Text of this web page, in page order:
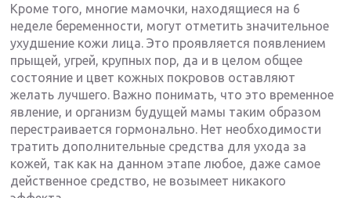
Кроме того, многие мамочки, находящиеся на 6
неделе беременности, могут отметить значительное
ухудшение кожи лица. Это проявляется появлением
прыщей, угрей, крупных пор, да и в целом общее
состояние и цвет кожных покровов оставляют
желать лучшего. Важно понимать, что это временное
явление, и организм будущей мамы таким образом
перестраивается гормонально. Нет необходимости
тратить дополнительные средства для ухода за
кожей, так как на данном этапе любое, даже самое
действенное средство, не возымеет никакого